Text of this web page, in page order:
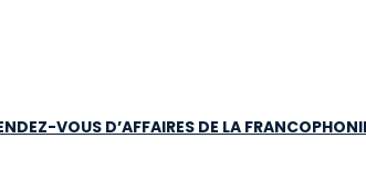
VOUS D’AFFAIRES DE LA